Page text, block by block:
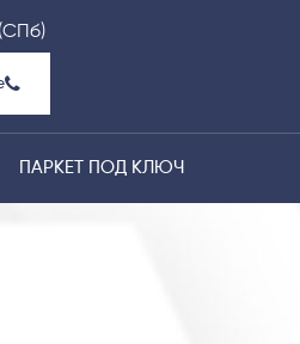
(СПб)
ПАРКЕТ ПОД КЛЮЧ